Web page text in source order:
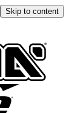
Skip to content